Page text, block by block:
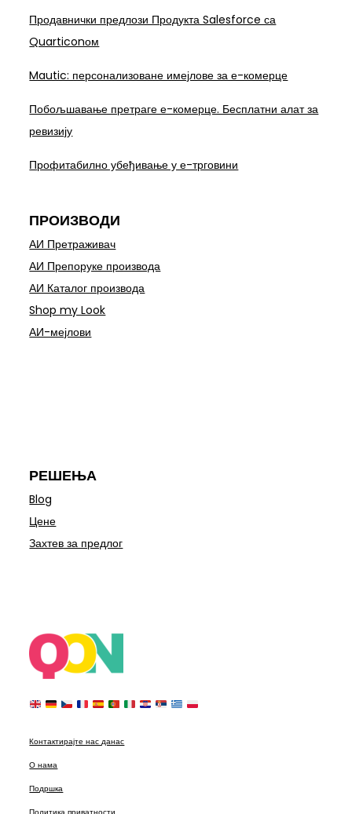
Продавнички предлози Продукта Salesforce са
Quarticonом
Mautic: персонализоване имејлове за е-комерце
Побољшавање претраге е-комерце. Бесплатни алат за
ревизију
Профитабилно убеђивање у е-трговини
ПРОИЗВОДИ
АИ Претраживач
АИ Препоруке производа
АИ Каталог производа
Shop my Look
АИ-мејлови
РЕШЕЊА
Blog
Цене
Захтев за предлог
Контактирајте нас данас
О нама
Подршка